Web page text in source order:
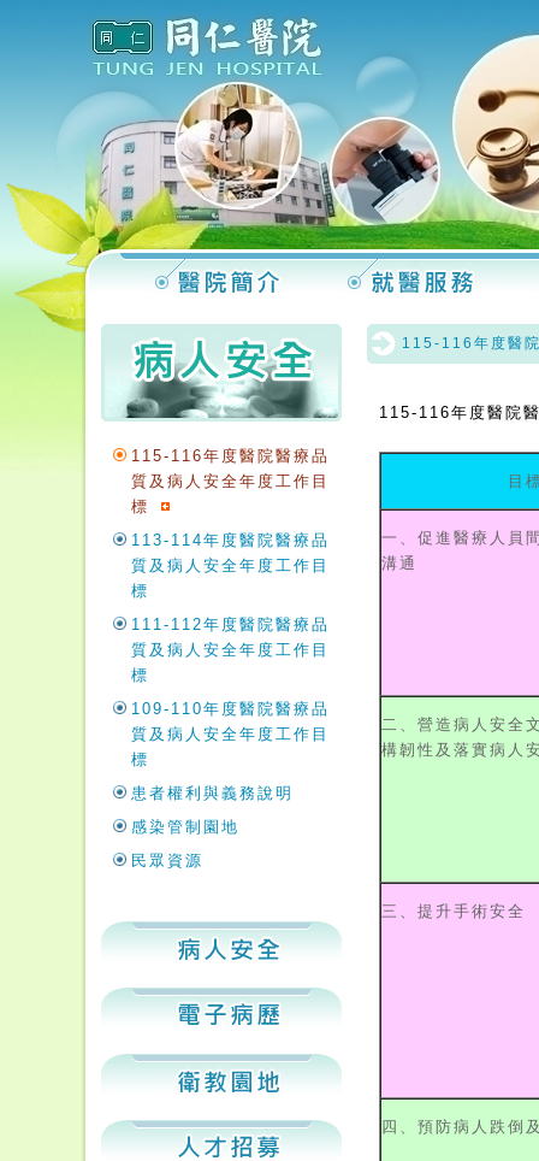
115-116年度醫院醫療品
質及病人安全年度工作目
標
113-114年度醫院醫療品
質及病人安全年度工作目
標
111-112年度醫院醫療品
質及病人安全年度工作目
標
109-110年度醫院醫療品
質及病人安全年度工作目
標
患者權利與義務說明
感染管制園地
民眾資源
115-116年度醫
115-116年度醫院
目
一、促進醫療人員
溝通
二、營造病人安全
構韌性及落實病人
三、提升手術安全
四、預防病人跌倒